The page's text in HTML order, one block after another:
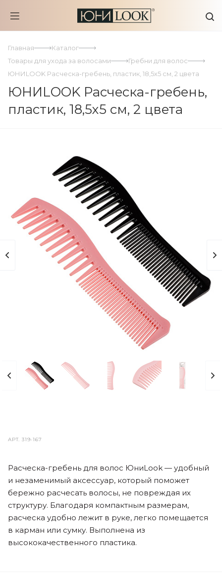
Главная
Каталог
Товары для ухода за волосами
Гребни для волос
ЮНИLOOK Расческа-гребень, пластик, 18,5х5 см, 2 цвета
ЮНИLOOK Расческа-гребень,
пластик, 18,5х5 см, 2 цвета
АРТ.319-167
Расческа-гребень для волос ЮниLook — удобный
и незаменимый аксессуар, который поможет
бережно расчесать волосы, не повреждая их
структуру. Благодаря компактным размерам,
расческа удобно лежит в руке, легко помещается
в карман или сумку. Выполнена из
высококачественного пластика.